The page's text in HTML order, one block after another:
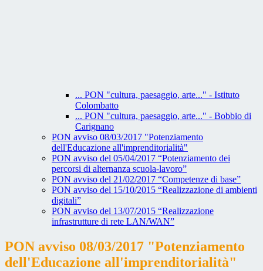
... PON "cultura, paesaggio, arte..." - Istituto
Colombatto
... PON "cultura, paesaggio, arte..." - Bobbio di
Carignano
PON avviso 08/03/2017 "Potenziamento
dell'Educazione all'imprenditorialità"
PON avviso del 05/04/2017 “Potenziamento dei
percorsi di alternanza scuola-lavoro”
PON avviso del 21/02/2017 “Competenze di base”
PON avviso del 15/10/2015 “Realizzazione di ambienti
digitali”
PON avviso del 13/07/2015 “Realizzazione
infrastrutture di rete LAN/WAN”
PON avviso 08/03/2017 "Potenziamento
dell'Educazione all'imprenditorialità"